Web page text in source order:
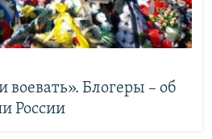
воевать». Блогеры – об
России